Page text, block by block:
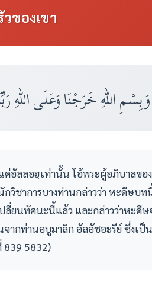
ของเขา
اللهِ خَرَجْنَا وَعَلَى اللهِ
อัลลอฮฺเท่านั้น โอ้พระผู้อภิบาลของ
วิชาการบางท่านกล่าวว่า หะดีษบ
ลี่ยนทัศนะนี้แล้ว และกล่าวว่าหะดี
ากท่านอบูมาลิก อัลอัชอะรีย์ ซึ่งเป็
839 5832)